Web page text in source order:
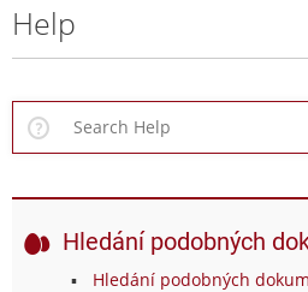
Help
Hledání podobných
Hledání podobných